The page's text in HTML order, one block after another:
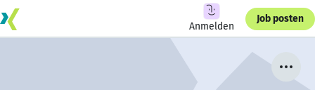
Anmelden
Job posten